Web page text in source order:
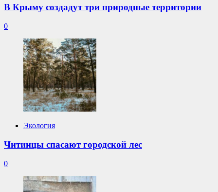
В Крыму создадут три природные территории
0
Экология
Читинцы спасают городской лес
0